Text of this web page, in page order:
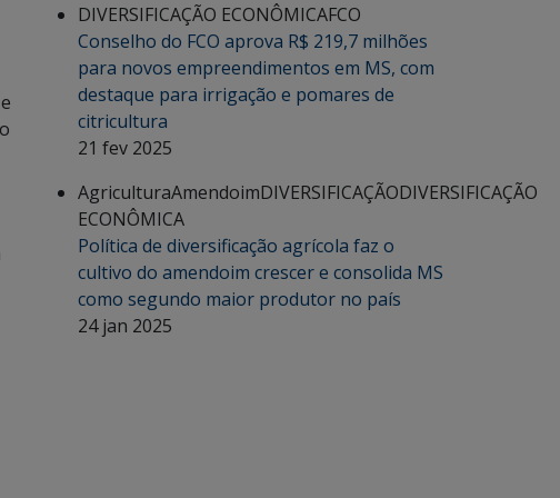
DIVERSIFICAÇÃO ECONÔMICAFCO
Conselho do FCO aprova R$ 219,7 milhões
para novos empreendimentos em MS, com
destaque para irrigação e pomares de
citricultura
21 fev 2025
AgriculturaAmendoimDIVERSIFICAÇÃODIVERSIFICAÇÃO
ECONÔMICA
Política de diversificação agrícola faz o
cultivo do amendoim crescer e consolida MS
como segundo maior produtor no país
24 jan 2025